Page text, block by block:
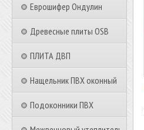
Еврошифер Ондулин
Древесные плиты OSB
ПЛИТА ДВП
Нащельник ПВХ оконный
Подоконники ПВХ